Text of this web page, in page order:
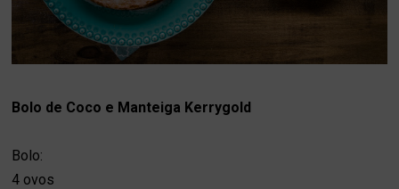
Bolo de Coco e Manteiga Kerrygold
Bolo:
4 ovos